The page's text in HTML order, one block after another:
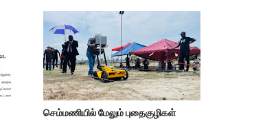
செம்மணியில் மேலும் புதைகுழிகள்